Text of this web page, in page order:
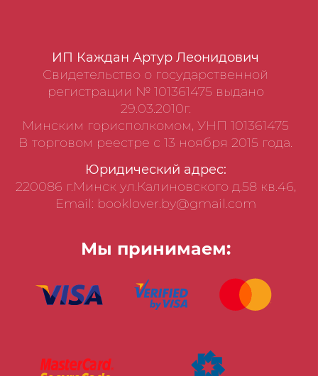
ИП Каждан Артур Леонидович
Свидетельство о государственной
регистрации № 101361475 выдано
29.03.2010г.
Минским горисполкомом, УНП 101361475
В торговом реестре с 13 ноября 2015 года.
Юридический адрес:
220086 г.Минск ул.Калиновского д.58 кв.46,
Email: booklover.by@gmail.com
Мы принимаем: